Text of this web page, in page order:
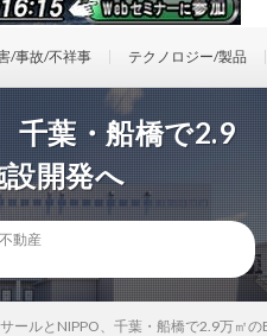
/事故/不祥事 テクノロジー/製品
千葉・船橋で2.9
開発へ
動産
ールとNIPPO、千葉・船橋で2.9万㎡